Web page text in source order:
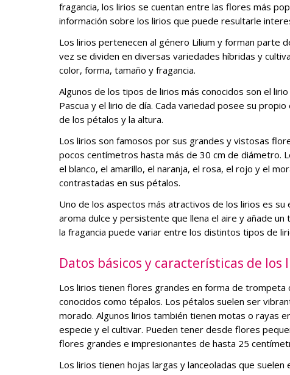
fragancia, los lirios se cuentan entre las flores más
información sobre los lirios que puede resultarle
Los lirios pertenecen al género Lilium y forman parte
vez se dividen en diversas variedades híbridas y
color, forma, tamaño y fragancia.
Algunos de los tipos de lirios más conocidos son el
Pascua y el lirio de día. Cada variedad posee su
de los pétalos y la altura.
Los lirios son famosos por sus grandes y vistosas
pocos centímetros hasta más de 30 cm de diámetro.
el blanco, el amarillo, el naranja, el rosa, el rojo y el
contrastadas en sus pétalos.
Uno de los aspectos más atractivos de los lirios es su
aroma dulce y persistente que llena el aire y añade
la fragancia puede variar entre los distintos tipos de
Datos básicos y características de los
Los lirios tienen flores grandes en forma de
conocidos como tépalos. Los pétalos suelen ser
morado. Algunos lirios también tienen motas o rayas
especie y el cultivar. Pueden tener desde flores
flores grandes e impresionantes de hasta 25
Los lirios tienen hojas largas y lanceoladas que